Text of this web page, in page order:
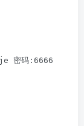
密码:6666